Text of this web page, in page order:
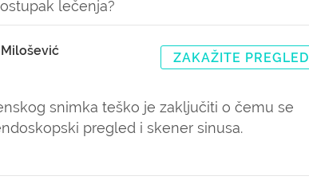
lečenja?
Milošević ZAKAŽITE PREGLED
snimka teško je zaključiti o čemu se
pregled i skener sinusa.